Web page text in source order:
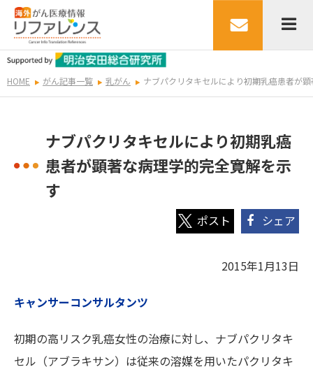
HOME がん記事一覧 乳がん ナブパクリタキセルにより初期乳癌患者が
ナブパクリタキセルにより初期乳癌
患者が顕著な病理学的完全寛解を示
す
シェア
2015年1月13日
キャンサーコンサルタンツ
初期の高リスク乳癌女性の治療に対し、ナブパクリタキ
セル（アブラキサン）は従来の溶媒を用いたパクリタキ